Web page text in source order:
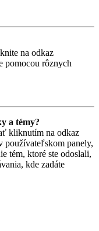
na odkaz
pomocou rôznych
a témy?
kliknutím na odkaz
panely,
tém, ktoré ste odoslali,
kde zadáte